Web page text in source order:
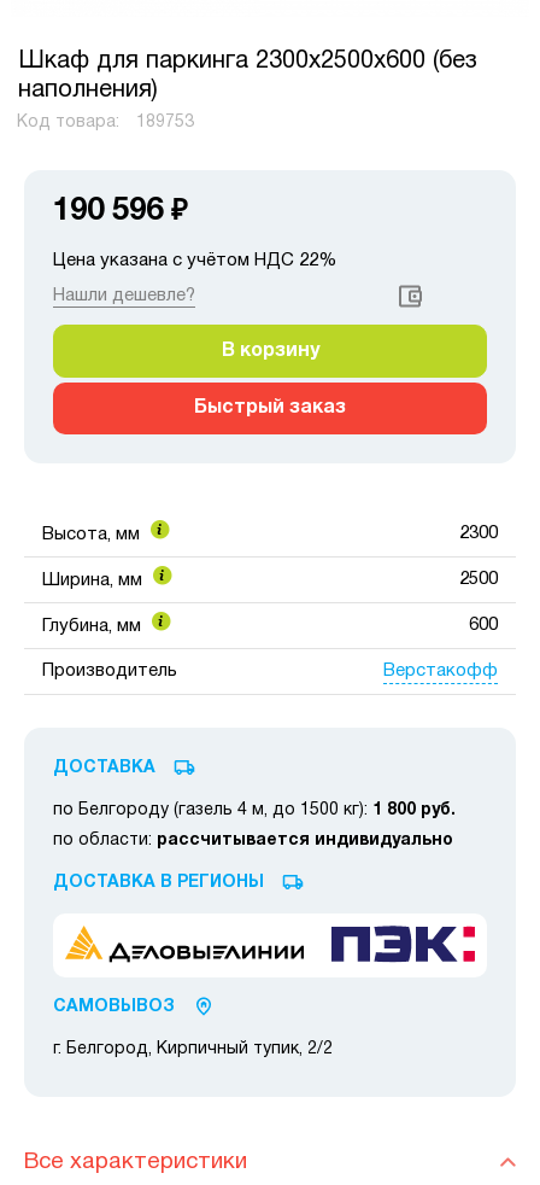
Шкаф для паркинга 2300х2500х600 (без
наполнения)
Код товара: 189753
190 596 ₽
Цена указана с учётом НДС 22%
Нашли дешевле?
В корзину
Быстрый заказ
Высота, мм 2300
Ширина, мм 2500
Глубина, мм 600
Производитель Верстакофф
ДОСТАВКА
по Белгороду (газель 4 м, до 1500 кг): 1 800 руб.
по области: рассчитывается индивидуально
ДОСТАВКА В РЕГИОНЫ
САМОВЫВОЗ
г. Белгород, Кирпичный тупик, 2/2
Все характеристики